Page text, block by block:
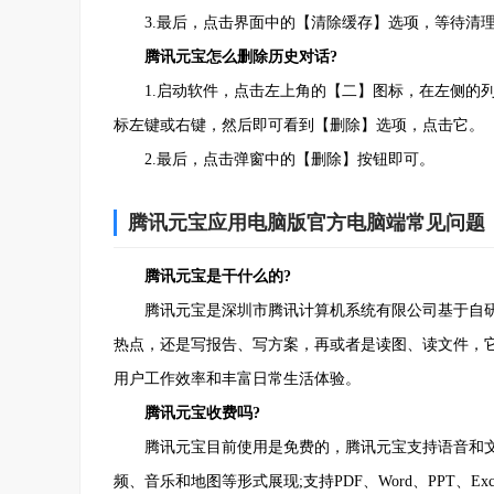
3.最后，点击界面中的【清除缓存】选项，等待清
腾讯元宝怎么删除历史对话?
1.启动软件，点击左上角的【二】图标，在左侧的
标左键或右键，然后即可看到【删除】选项，点击它。
2.最后，点击弹窗中的【删除】按钮即可。
腾讯元宝应用电脑版官方电脑端常见问题
腾讯元宝是干什么的?
腾讯元宝是深圳市腾讯计算机系统有限公司基于自
热点，还是写报告、写方案，再或者是读图、读文件
用户工作效率和丰富日常生活体验。
腾讯元宝收费吗?
腾讯元宝目前使用是免费的，腾讯元宝支持语音和
频、音乐和地图等形式展现;支持PDF、Word、PPT、